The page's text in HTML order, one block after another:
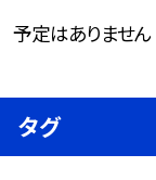
予定はありません
タグ